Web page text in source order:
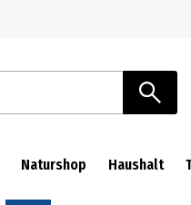
Naturshop Haushalt